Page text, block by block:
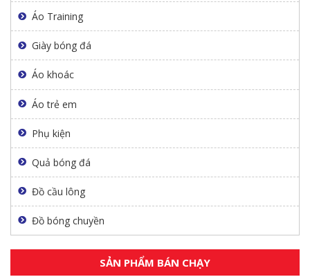
Áo Training
Giày bóng đá
Áo khoác
Áo trẻ em
Phụ kiện
Quả bóng đá
Đồ cầu lông
Đồ bóng chuyền
SẢN PHẨM BÁN CHẠY